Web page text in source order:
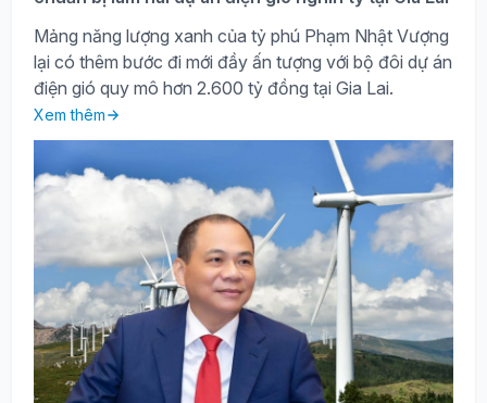
Mảng năng lượng xanh của tỷ phú Phạm Nhật Vượng
lại có thêm bước đi mới đầy ấn tượng với bộ đôi dự án
điện gió quy mô hơn 2.600 tỷ đồng tại Gia Lai.
Xem thêm